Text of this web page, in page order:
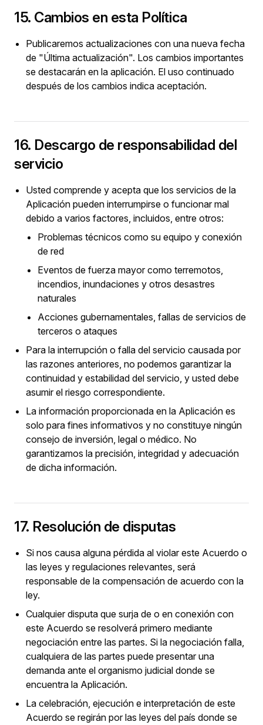
15. Cambios en esta Política
Publicaremos actualizaciones con una nueva fecha
de "Última actualización". Los cambios importantes
se destacarán en la aplicación. El uso continuado
después de los cambios indica aceptación.
16. Descargo de responsabilidad del
servicio
Usted comprende y acepta que los servicios de la
Aplicación pueden interrumpirse o funcionar mal
debido a varios factores, incluidos, entre otros:
Problemas técnicos como su equipo y conexión
de red
Eventos de fuerza mayor como terremotos,
incendios, inundaciones y otros desastres
naturales
Acciones gubernamentales, fallas de servicios de
terceros o ataques
Para la interrupción o falla del servicio causada por
las razones anteriores, no podemos garantizar la
continuidad y estabilidad del servicio, y usted debe
asumir el riesgo correspondiente.
La información proporcionada en la Aplicación es
solo para fines informativos y no constituye ningún
consejo de inversión, legal o médico. No
garantizamos la precisión, integridad y adecuación
de dicha información.
17. Resolución de disputas
Si nos causa alguna pérdida al violar este Acuerdo o
las leyes y regulaciones relevantes, será
responsable de la compensación de acuerdo con la
ley.
Cualquier disputa que surja de o en conexión con
este Acuerdo se resolverá primero mediante
negociación entre las partes. Si la negociación falla,
cualquiera de las partes puede presentar una
demanda ante el organismo judicial donde se
encuentra la Aplicación.
La celebración, ejecución e interpretación de este
Acuerdo se regirán por las leyes del país donde se